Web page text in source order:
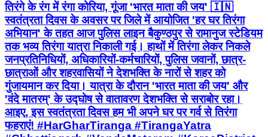
तिरंगे के रंग में रंगा कोरिया, गूंजा 'भारत माता की जय' 🇮🇳
स्वतंत्रता दिवस के अवसर पर जिले में आयोजित 'हर घर तिरंगा
अभियान' के तहत आज पुलिस लाइन बैकुण्ठपुर से रामानुज स्टेडियम
तक भव्य तिरंगा यात्रा निकाली गई। हाथों में तिरंगा लेकर निकले
जनप्रतिनिधियों, अधिकारियों-कर्मचारियों, पुलिस जवानों, छात्र-
छात्राओं और शहरवासियों ने देशभक्ति के नारों से शहर को
गुंजायमान कर दिया। यात्रा के दौरान 'भारत माता की जय' और
'वंदे मातरम्' के उद्घोष से वातावरण देशभक्ति से सराबोर रहा।
आइए, इस स्वतंत्रता दिवस हम भी अपने घर पर गर्व से तिरंगा
फहराएं! #HarGharTiranga #TirangaYatra